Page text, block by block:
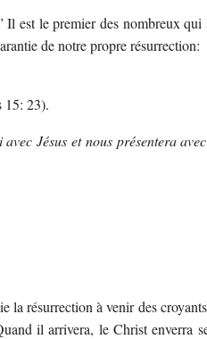
Il est le premier des nombreux qui
de notre propre résurrection:
15: 23).
Jésus et nous présentera
la résurrection à venir des
il arrivera, le Christ enverra